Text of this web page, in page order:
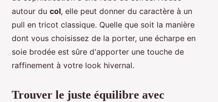
autour du col, elle peut donner du caractère à un
pull en tricot classique. Quelle que soit la manière
dont vous choisissez de la porter, une écharpe en
soie brodée est sûre d'apporter une touche de
raffinement à votre look hivernal.
Trouver le juste équilibre avec